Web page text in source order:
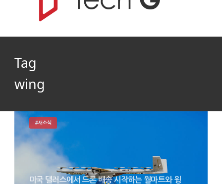
Tag
wing
미국 댈러스에서 드론 배송 시작하는 월마트와 윙
#새소식